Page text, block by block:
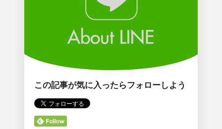
この記事が気に入ったらフォローしよう